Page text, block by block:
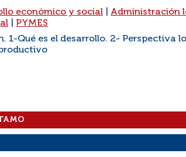
económico y social Administración
PYMES
1-Qué es el desarrollo. 2- Perspectiva